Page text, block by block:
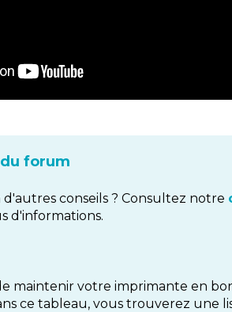
forum
d'autres conseils ? Consultez notre
d'informations.
maintenir votre imprimante en
ce tableau, vous trouverez une